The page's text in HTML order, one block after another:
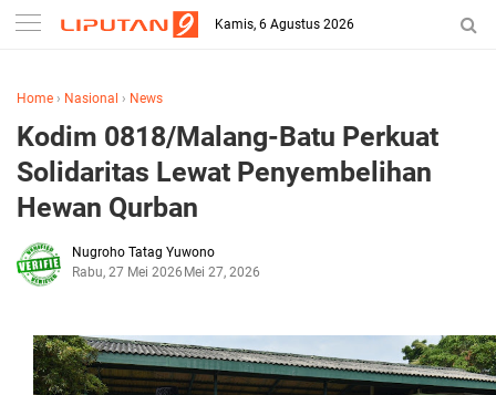
Kamis, 6 Agustus 2026
Home › Nasional › News
Kodim 0818/Malang-Batu Perkuat
Solidaritas Lewat Penyembelihan
Hewan Qurban
Nugroho Tatag Yuwono
Rabu, 27 Mei 2026 Mei 27, 2026